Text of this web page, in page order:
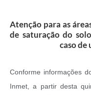
Atenção para as
de saturação do
caso de
Conforme informações
Inmet, a partir desta